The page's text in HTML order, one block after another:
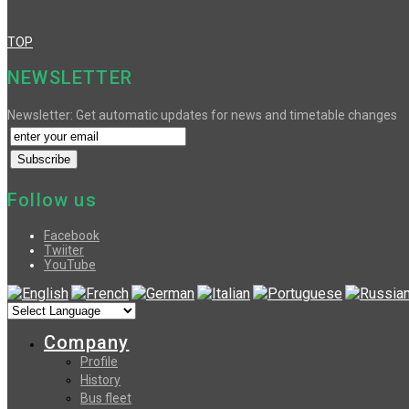
TOP
NEWSLETTER
Newsletter: Get automatic updates for news and timetable changes
Follow us
Facebook
Twiiter
YouTube
Company
Profile
History
Bus fleet